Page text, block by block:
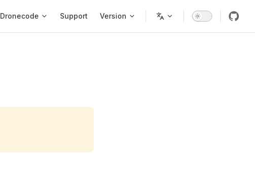
Dronecode Support Version